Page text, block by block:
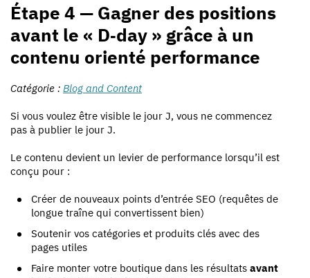
Étape 4 — Gagner des positions
avant le « D‑day » grâce à un
contenu orienté performance
Catégorie : Blog and Content
Si vous voulez être visible le jour J, vous ne commencez
pas à publier le jour J.
Le contenu devient un levier de performance lorsqu’il est
conçu pour :
Créer de nouveaux points d’entrée SEO (requêtes de
longue traîne qui convertissent bien)
Soutenir vos catégories et produits clés avec des
pages utiles
Faire monter votre boutique dans les résultats avant